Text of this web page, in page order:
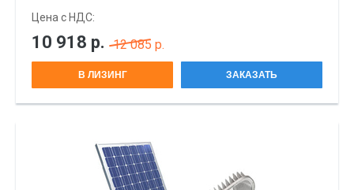
Цена с НДС:
10 918 р. 12 085 р.
В ЛИЗИНГ ЗАКАЗАТЬ